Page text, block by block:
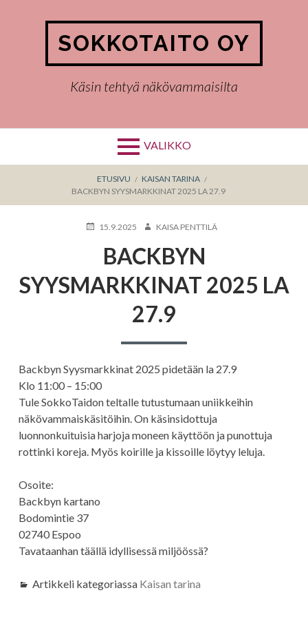
SOKKOTAITO OY
Käsin tehtyä näkövammaisilta
VALIKKO
MURUPOLKU
ETUSIVU
KAISAN TARINA
BACKBYN SYYSMARKKINAT 2025 LA 27.9
KIRJOITETTU
15.9.2025 KIRJOITTAJA
KAISA PENTTILÄ
BACKBYN
SYYSMARKKINAT 2025 LA
27.9
Backbyn Syysmarkkinat 2025 pidetään la 27.9
Klo 11:00 – 15:00
Tule SokkoTaidon teltalle tutustumaan uniikkeihin
näkövammaiskäsitöihin. On käsinsidottuja
luonnonkuituisia harjoja moneen käyttöön ja punottuja
rottinki koreja. Myös koirille ja kissoille löytyy leluja.
Osoite:
Backbyn kartano
Bodomintie 37
02740 Espoo
Tavataanhan täällä idyllisessä miljöössä?
Artikkeli kategoriassa Kaisan tarina